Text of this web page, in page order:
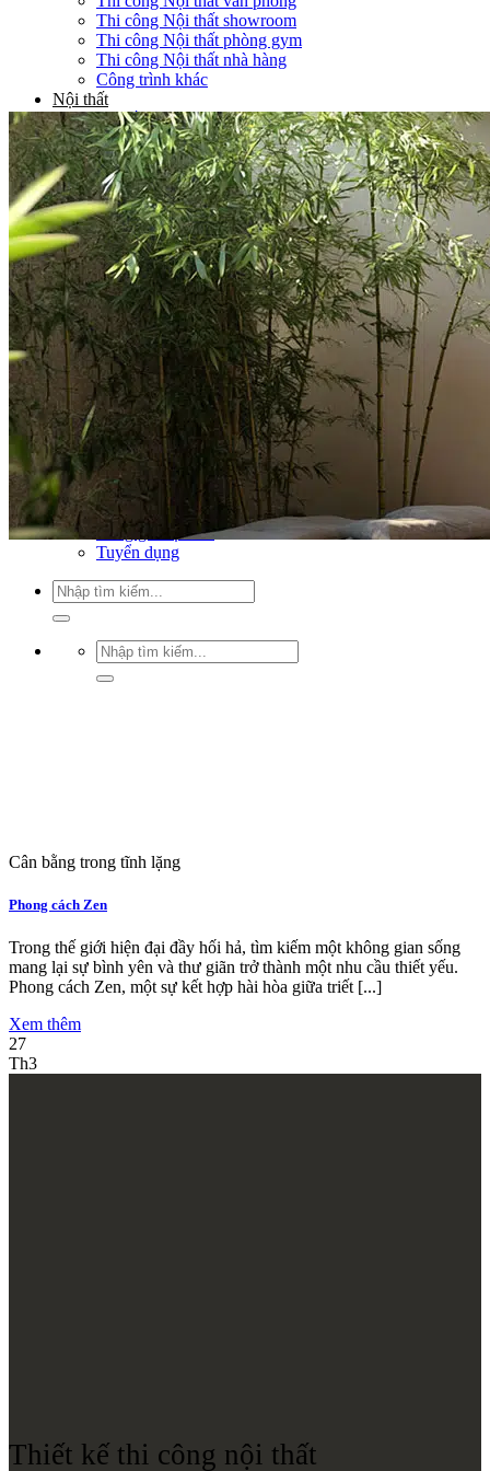
Thi công Nội thất showroom
Thi công Nội thất phòng gym
Thi công Nội thất nhà hàng
Công trình khác
Nội thất
Tủ bếp
Tủ quần áo
Cửa nội thất
Ốp tường trang trí
Sofa
Bàn thờ
Ngôi nhà thông minh
Vách ngăn phòng
Bàn làm việc
Sàn gỗ, ốp cầu thang
Giường ngủ
Bàn ghế ăn
Tủ tivi
Phụ kiện nội thất
Catalogue nội thất
Tin tức
Khuyến mãi
Blog nội thất
Giải pháp thi công
Xu hướng nội thất
Tiêu chuẩn thiết kế
Bảng giá nội thất
Tuyển dụng
Tìm
kiếm:
Tìm
kiếm:
Cân bằng trong tĩnh lặng
Phong cách Zen
Trong thế giới hiện đại đầy hối hả, tìm kiếm một không gian sống
mang lại sự bình yên và thư giãn trở thành một nhu cầu thiết yếu.
Phong cách Zen, một sự kết hợp hài hòa giữa triết [...]
Xem thêm
27
Th3
Thiết kế thi công nội thất